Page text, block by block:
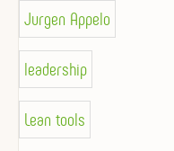
Jurgen Appelo
leadership
Lean tools